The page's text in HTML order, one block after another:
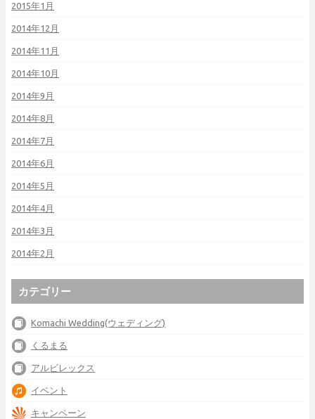
2015年1月
2014年12月
2014年11月
2014年10月
2014年9月
2014年8月
2014年7月
2014年6月
2014年5月
2014年4月
2014年3月
2014年2月
カテゴリー
Komachi Wedding(ウェディング)
くるまる
アルビレックス
イベント
キャンペーン